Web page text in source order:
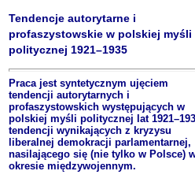
Tendencje autorytarne i
profaszystowskie w polskiej myśli
politycznej 1921–1935
Praca jest syntetycznym ujęciem
tendencji autorytarnych i
profaszystowskich występujących w
polskiej myśli politycznej lat
tendencji wynikających z kryzysu
liberalnej demokracji parlamentarnej,
nasilającego się (nie tylko w Polsce)
okresie międzywojennym.